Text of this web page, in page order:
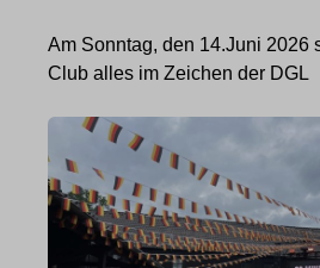
Am Sonntag, den 14.Juni 2026
Club alles im Zeichen der DGL